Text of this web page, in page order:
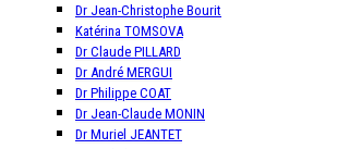
Dr Jean-Christophe Bourit
Katérina TOMSOVA
Dr Claude PILLARD
Dr André MERGUI
Dr Philippe COAT
Dr Jean-Claude MONIN
Dr Muriel JEANTET